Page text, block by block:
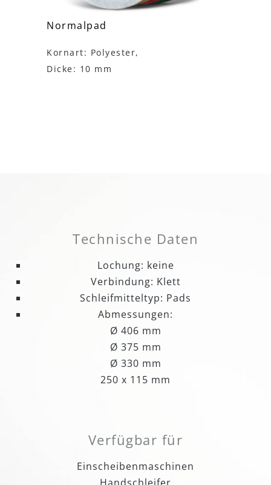
Normalpad
Kornart: Polyester,
Dicke: 10 mm
Technische Daten
Lochung: keine
Verbindung: Klett
Schleifmitteltyp: Pads
Abmessungen:
Ø 406 mm
Ø 375 mm
Ø 330 mm
250 x 115 mm
Verfügbar für
Einscheibenmaschinen